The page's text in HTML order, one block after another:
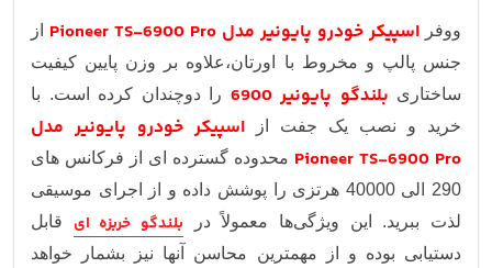
ووفر اسپیکر خودرو پایونیر مدل Pioneer TS-6900 Pro
از
جنس پالپ و مخروط با اورتان،علاوه بر وزن پایین کیفیت
ساختاری بلندگو پایونیر 6900 را دوچندان کرده است. با
خرید و نصب یک جفت از اسپیکر خودرو پایونیر مدل
Pioneer TS-6900 Pro محدوده گسترده ای از فرکانس های
290 الی 40000 هرتزی را پوشش داده و از اجرای موسیقی
لذت ببرید. این ویژگی‌ها معمولاً در بلندگو خربزه ای قابل
دستیابی بوده و از مهمترین محاسن آنها نیز بشمار خواهد